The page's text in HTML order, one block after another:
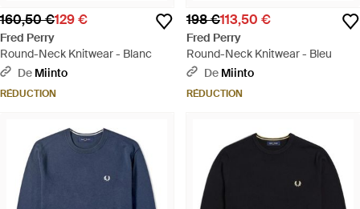
160,50 €129 €
Fred Perry
Round-Neck Knitwear - Blanc
De Miinto
RÉDUCTION
198 €113,50 €
Fred Perry
Round-Neck Knitwear - Bleu
De Miinto
RÉDUCTION